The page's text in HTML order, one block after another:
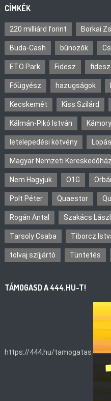
CÍMKÉK
220 milliárd forint Borkai
Buda-Cash bűnözők
ETO Park Fidesz
Főügyész hazugságok
Kecskemét Kiss Szilárd
Kálmán-Pikó István
letelepedési kötvény Lopás
Magyar Nemzeti Kereskedőház
Nem Hagyjuk O1G
Polt Péter Quaestor
Rogán Antal Szakács
Tarsoly Csaba Tiborcz
tolvaj szíjjártó Tüntetés
TÁMOGASD A 444.HU-T!
https://444.hu/tamogatas